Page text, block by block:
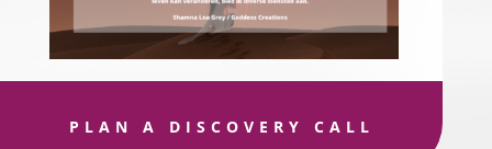
PLAN A DISCOVERY CALL